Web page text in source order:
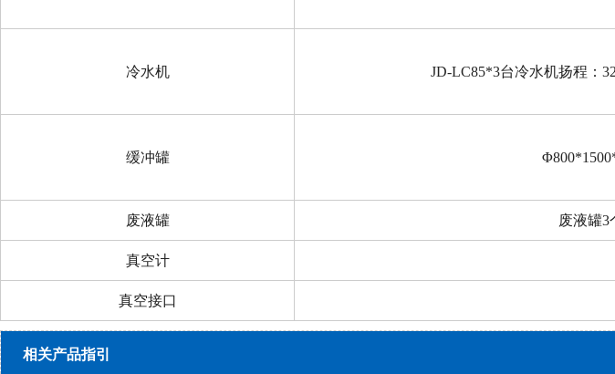
冷水机 JD-LC85*3台冷水机扬程：
缓冲罐
废液罐 废液罐3
真空计
真空接口
相关产品指引